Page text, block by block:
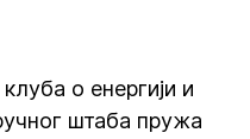
о енергији и
штаба пружа